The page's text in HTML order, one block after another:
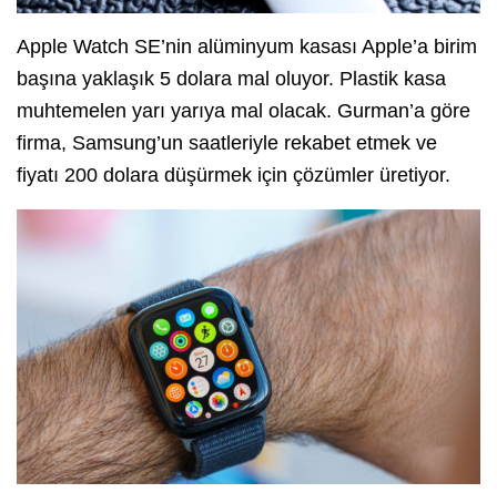
Apple Watch SE’nin alüminyum kasası Apple’a birim
başına yaklaşık 5 dolara mal oluyor. Plastik kasa
muhtemelen yarı yarıya mal olacak. Gurman’a göre
firma, Samsung’un saatleriyle rekabet etmek ve
fiyatı 200 dolara düşürmek için çözümler üretiyor.